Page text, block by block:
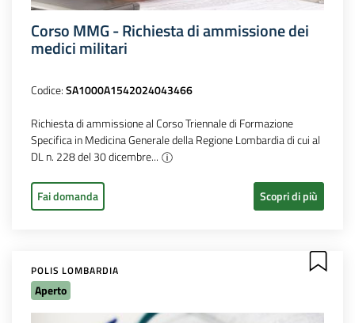
Corso MMG - Richiesta di ammissione dei
medici militari
Codice:SA1000A1542024043466
Richiesta di ammissione al Corso Triennale di Formazione
Specifica in Medicina Generale della Regione Lombardia di cui al
DL n. 228 del 30 dicembre...
Fai domanda Scopri di più
POLIS LOMBARDIA
Aperto